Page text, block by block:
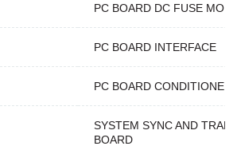
PC BOARD DC FUSE
PC BOARD INTERFACE
PC BOARD CONDITIONER
SYSTEM SYNC AND
BOARD